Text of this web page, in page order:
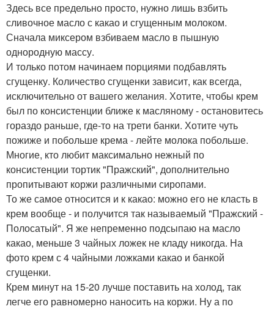
Здесь все предельно просто, нужно лишь взбить
сливочное масло с какао и сгущенным молоком.
Сначала миксером взбиваем масло в пышную
однородную массу.
И только потом начинаем порциями подбавлять
сгущенку. Количество сгущенки зависит, как всегда,
исключительно от вашего желания. Хотите, чтобы крем
был по консистенции ближе к масляному - остановитесь
гораздо раньше, где-то на трети банки. Хотите чуть
пожиже и побольше крема - лейте молока побольше.
Многие, кто любит максимально нежный по
консистенции тортик "Пражский", дополнительно
пропитывают коржи различными сиропами.
То же самое относится и к какао: можно его не класть в
крем вообще - и получится так называемый "Пражский -
Полосатый". Я же непременно подсыпаю на масло
какао, меньше 3 чайных ложек не кладу никогда. На
фото крем с 4 чайными ложками какао и банкой
сгущенки.
Крем минут на 15-20 лучше поставить на холод, так
легче его равномерно наносить на коржи. Ну а по